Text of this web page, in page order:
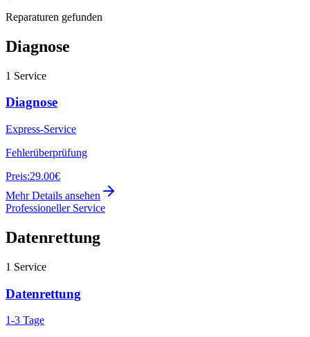
Reparaturen gefunden
Diagnose
1 Service
Diagnose
Express-Service
Fehlerüberprüfung
Preis:29.00€
Mehr Details ansehen
Professioneller Service
Datenrettung
1 Service
Datenrettung
1-3 Tage